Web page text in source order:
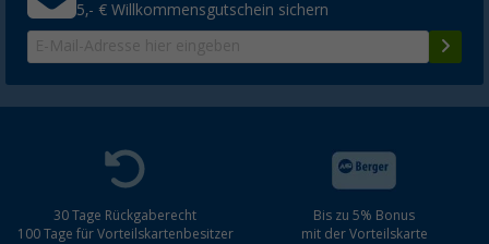
5,- € Willkommensgutschein sichern
30 Tage Rückgaberecht
100 Tage für Vorteilskartenbesitzer
Bis zu 5% Bonus
mit der Vorteilskarte